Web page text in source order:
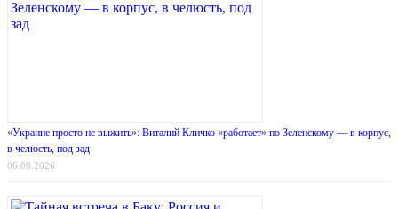
«Украине просто не выжить»: Виталий Кличко «работает» по Зеленскому — в корпус,
в челюсть, под зад
06.08.2026